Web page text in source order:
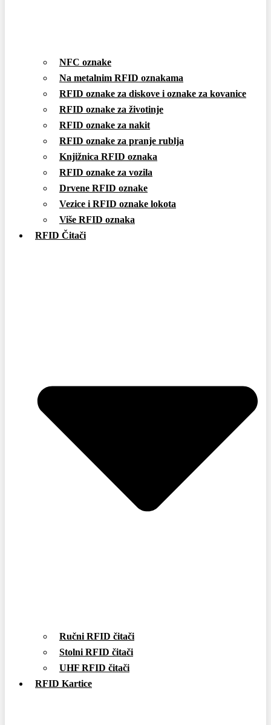
NFC oznake
Na metalnim RFID oznakama
RFID oznake za diskove i oznake za kovanice
RFID oznake za životinje
RFID oznake za nakit
RFID oznake za pranje rublja
Knjižnica RFID oznaka
RFID oznake za vozila
Drvene RFID oznake
Vezice i RFID oznake lokota
Više RFID oznaka
RFID Čitači
Ručni RFID čitači
Stolni RFID čitači
UHF RFID čitači
RFID Kartice